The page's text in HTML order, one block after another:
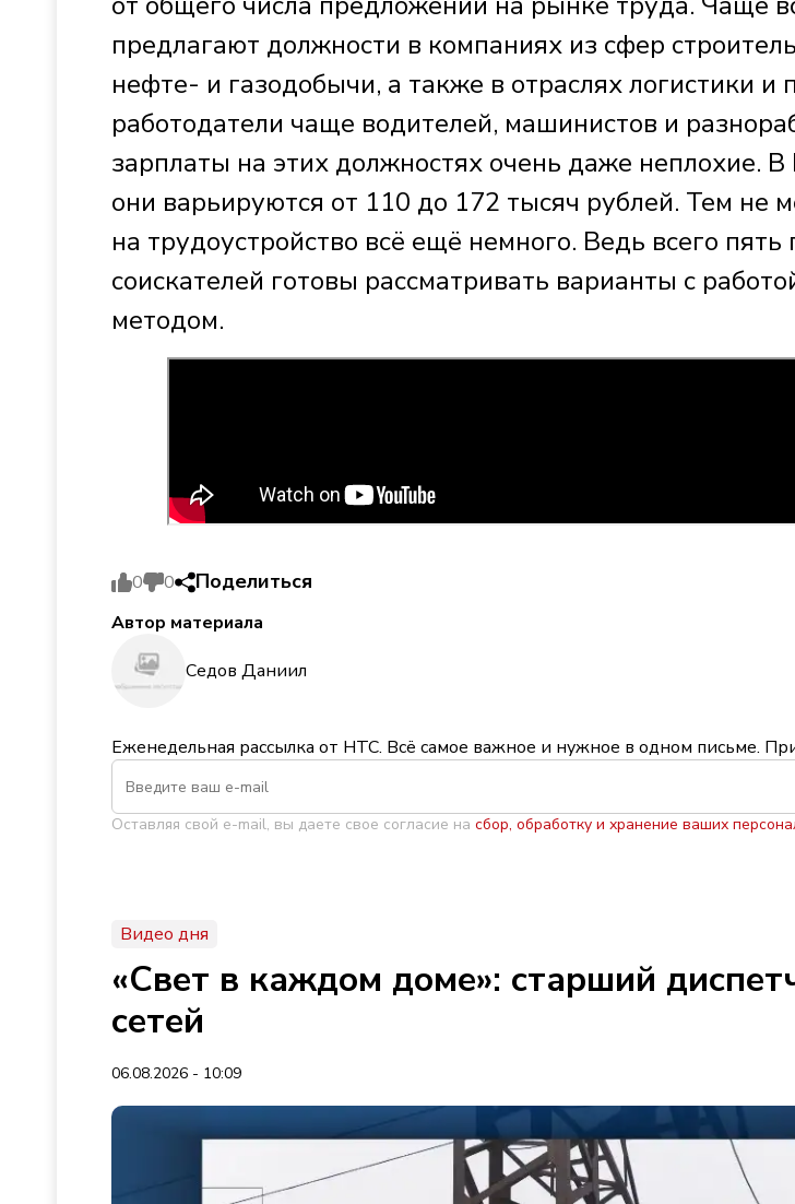
предлагают должности в компаниях из сфер
нефте- и газодобычи, а также в отраслях логистики и
работодатели чаще водителей, машинистов и
зарплаты на этих должностях очень даже неплохие. В
они варьируются от 110 до 172 тысяч рублей. Тем не
на трудоустройство всё ещё немного. Ведь всего пять
соискателей готовы рассматривать варианты с
методом.
0 0 Поделиться
Автор материала
Седов Даниил
Еженедельная рассылка от НТС. Всё самое важное и нужное в одном письме.
Оставляя свой e-mail, вы даете свое согласие на сбор, обработку и хранение ваших
Видео дня
«Свет в каждом доме»: старший
сетей
06.08.2026 - 10:09